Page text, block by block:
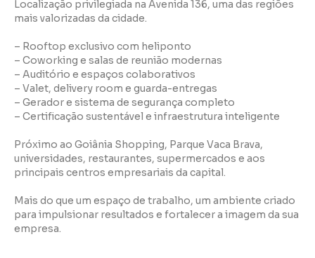
Localização privilegiada na Avenida 136, uma das regiões
mais valorizadas da cidade.
– Rooftop exclusivo com heliponto
– Coworking e salas de reunião modernas
– Auditório e espaços colaborativos
– Valet, delivery room e guarda-entregas
– Gerador e sistema de segurança completo
– Certificação sustentável e infraestrutura inteligente
Próximo ao Goiânia Shopping, Parque Vaca Brava,
universidades, restaurantes, supermercados e aos
principais centros empresariais da capital.
Mais do que um espaço de trabalho, um ambiente criado
para impulsionar resultados e fortalecer a imagem da sua
empresa.